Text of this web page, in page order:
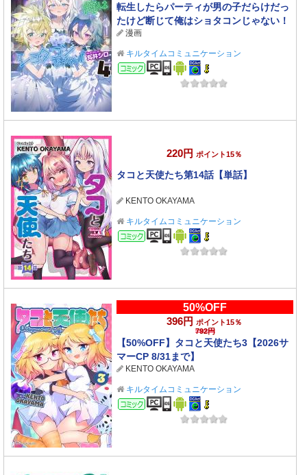
転生したらパーティが男の子だらけだっ
たけど断じて俺はショタコンじゃない！
4 漫画
キルタイムコミュニケーション
コミック
220円 ポイント15％
タコと天使たち第14話【単話】
KENTO OKAYAMA
キルタイムコミュニケーション
コミック
50%OFF
396円 ポイント15％
792円
【50%OFF】タコと天使たち3【2026サ
マーCP 8/31まで】
KENTO OKAYAMA
キルタイムコミュニケーション
コミック